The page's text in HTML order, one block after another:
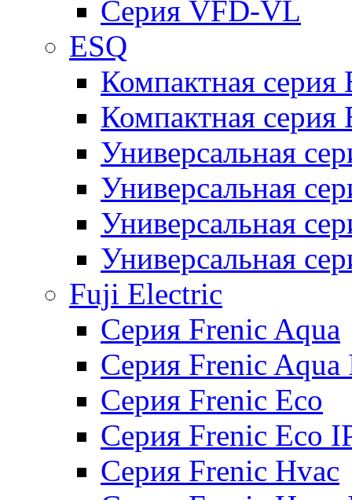
Серия VFD-VL
ESQ
Компактная серия
Компактная
Универсальная
Универсальная
Универсальная
Универсальная
Fuji Electric
Серия Frenic Aqua
Серия Frenic Aqua
Серия Frenic Eco
Серия Frenic Eco
Серия Frenic Hvac